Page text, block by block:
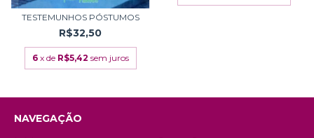
TESTEMUNHOS PÓSTUMOS
R$32,50
6 x de R$5,42 sem juros
NAVEGAÇÃO